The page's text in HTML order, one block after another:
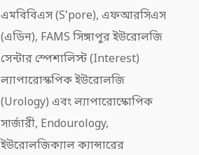
এমবিবিএস (S’pore), এফআরসিএস
(এডিন), FAMS সিঙ্গাপুর ইউরোলজি
সেন্টার স্পেশালিস্ট (Interest)
ল্যাপারোস্কপিক ইউরোলজি
(Urology) এবং ল্যাপারোস্কোপিক
সার্জারী, Endourology,
ইউরোলজিক্যাল ক্যান্সারের